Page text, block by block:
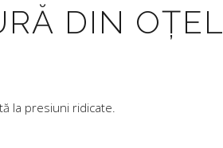
DIN OȚEL
la presiuni ridicate.